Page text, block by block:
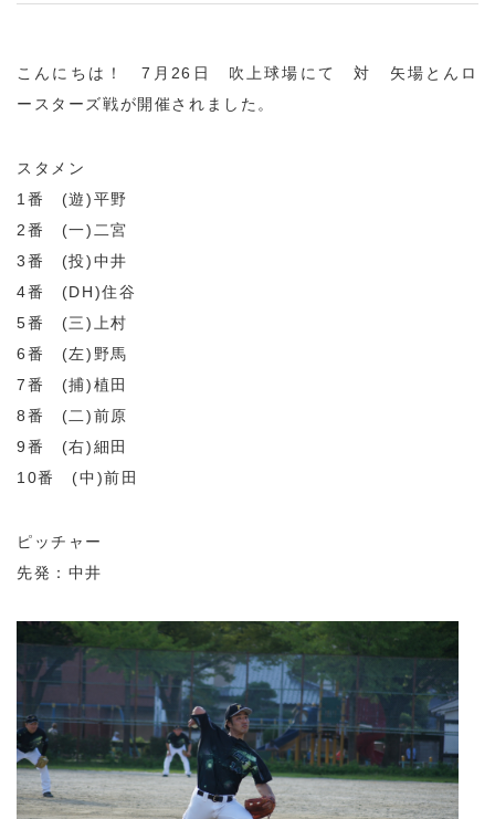
こんにちは！ 7月26日 吹上球場にて 対 矢場とんロ
ースターズ戦が開催されました。
スタメン
1番 (遊)平野
2番 (一)二宮
3番 (投)中井
4番 (DH)住谷
5番 (三)上村
6番 (左)野馬
7番 (捕)植田
8番 (二)前原
9番 (右)細田
10番 (中)前田
ピッチャー
先発：中井